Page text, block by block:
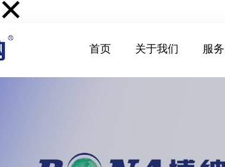
首页 关于我们 服务